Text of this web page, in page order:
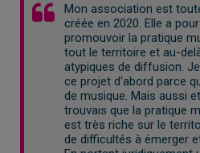
Mon association est
créée en 2020. Elle a
promouvoir la pratique
tout le territoire et au-
atypiques de diffusion.
ce projet d'abord parce
de musique. Mais aussi
trouvais que la pratique
est très riche sur le
de difficultés à émerger